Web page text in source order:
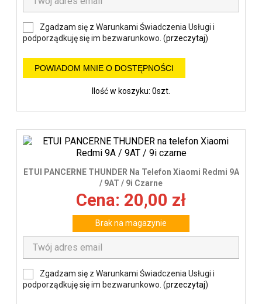
Zgadzam się z Warunkami Świadczenia Usługi i
podporządkuję się im bezwarunkowo. (przeczytaj)
POWIADOM MNIE O DOSTĘPNOŚCI
Ilość w koszyku: 0szt.
ETUI PANCERNE THUNDER Na Telefon Xiaomi Redmi 9A
/ 9AT / 9i Czarne
Cena: 20,00 zł
Brak na magazynie
Zgadzam się z Warunkami Świadczenia Usługi i
podporządkuję się im bezwarunkowo. (przeczytaj)